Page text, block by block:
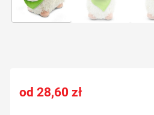
28,60zł